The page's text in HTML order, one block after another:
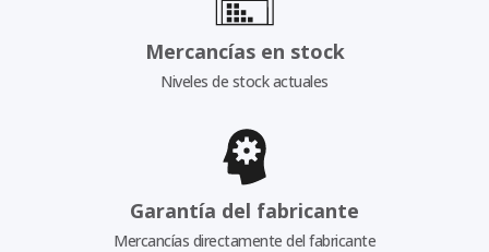
Mercancías en stock
Niveles de stock actuales
Garantía del fabricante
Mercancías directamente del fabricante